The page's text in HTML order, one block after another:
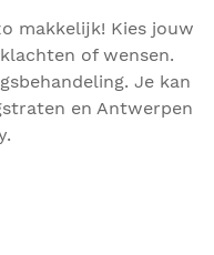
makkelijk! Kies jouw
of wensen.
Je kan
en Antwerpen